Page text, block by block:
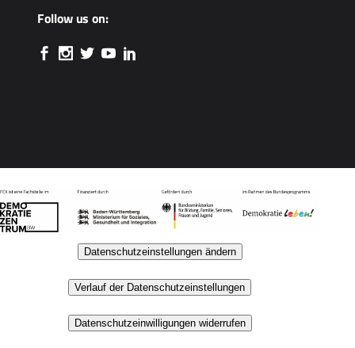
Follow us on:
Datenschutzeinstellungen ändern
Verlauf der Datenschutzeinstellungen
Datenschutzeinwilligungen widerrufen